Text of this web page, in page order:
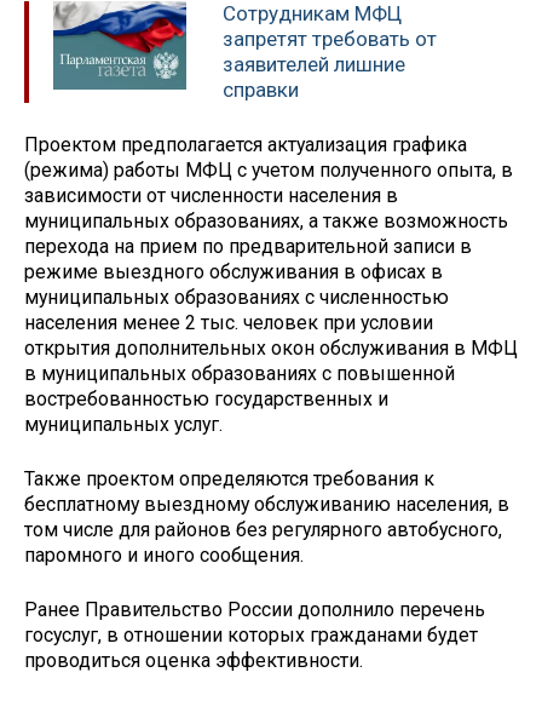
Сотрудникам МФЦ
запретят требовать от
заявителей лишние
справки
Проектом предполагается актуализация графика
(режима) работы МФЦ ‎с учетом полученного опыта, в
зависимости от численности населения в
муниципальных образованиях, а также возможность
перехода на прием ‎по предварительной записи в
режиме выездного обслуживания в офисах в
муниципальных образованиях с численностью
населения менее 2 тыс. человек при условии
открытия дополнительных окон обслуживания в МФЦ
в муниципальных образованиях ‎с повышенной
востребованностью государственных и
муниципальных услуг.
Также проектом определяются требования к
бесплатному выездному обслуживанию населения, в
том числе для районов без регулярного автобусного,
паромного и иного сообщения.
Ранее Правительство России дополнило перечень
госуслуг, в отношении которых гражданами будет
проводиться оценка эффективности.